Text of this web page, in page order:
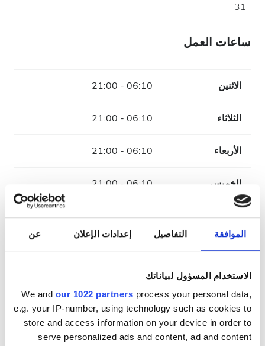
الموافقة التفاصيل إعدادات الإعلان عن
الاستخدام المسؤول لبياناتك
We and our 1022 partners process your personal data,
e.g. your IP-number, using technology such as cookies to
store and access information on your device in order to
serve personalized ads and content, ad and content
31
ساعات العمل
الاثنين 06:10 - 21:00
الثلاثاء 06:10 - 21:00
الأربعاء 06:10 - 21:00
الخميس 06:10 - 21:00
الجمعة 06:10 - 21:00
السبت 06:10 - 21:00
الأحد مُغلقة
خيارات السداد